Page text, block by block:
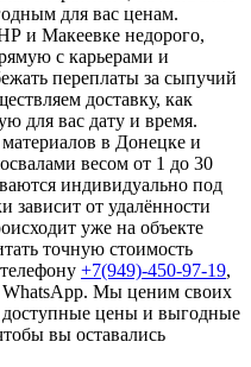
для вас ценам.
и Макеевке недорого,
с карьерами и
переплаты за сыпучий
доставку, как
для вас дату и время.
в Донецке и
весом от 1 до 30
индивидуально под
зависит от удалённости
уже на объекте
точную стоимость
+7(949)-450-97-19,
WhatsApp. Мы ценим своих
доступные цены и выгодные
вы оставались